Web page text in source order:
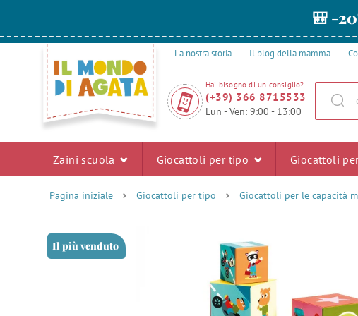
🎒 -
La nostra storia Il blog della mamma
Hai bisogno di un consiglio?
(+39) 366 8715533
Lun - Ven: 9:00 - 13:00
Zaini scuola Giocattoli per tipo Giocattoli
Pagina iniziale Giocattoli per tipo Giocattoli per le capacità
Il più venduto